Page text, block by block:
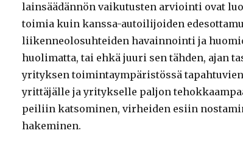
lainsäädännön vaikutusten arviointi ovat
toimia kuin kanssa-autoilijoiden
liikenneolosuhteiden havainnointi ja
huolimatta, tai ehkä juuri sen tähden, ajan
yrityksen toimintaympäristössä
yrittäjälle ja yritykselle paljon
peiliin katsominen, virheiden esiin
hakeminen.